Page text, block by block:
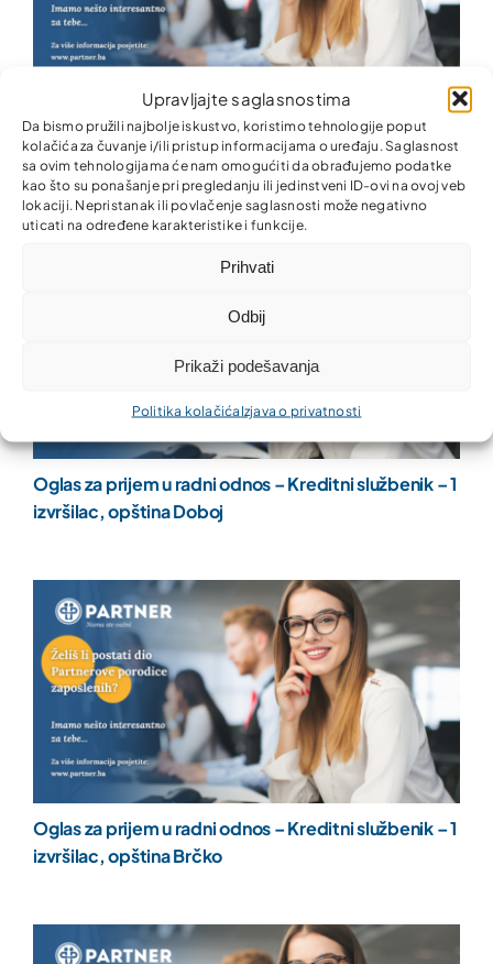
Upravljajte saglasnostima
Da bismo pružili najbolje iskustvo, koristimo tehnologije poput
kolačića za čuvanje i/ili pristup informacijama o uređaju. Saglasnost
sa ovim tehnologijama će nam omogućiti da obrađujemo podatke
kao što su ponašanje pri pregledanju ili jedinstveni ID-ovi na ovoj veb
lokaciji. Nepristanak ili povlačenje saglasnosti može negativno
uticati na određene karakteristike i funkcije.
Prihvati
Odbij
Prikaži podešavanja
Politika kolačića Izjava o privatnosti
Oglas za prijem u radni odnos – Kreditni službenik – 1
izvršilac, opština Kostajnica i dio opštine Kozarska
Dubica
Oglas za prijem u radni odnos – Kreditni službenik – 1
izvršilac, opština Doboj
Oglas za prijem u radni odnos – Kreditni službenik – 1
izvršilac, opština Brčko